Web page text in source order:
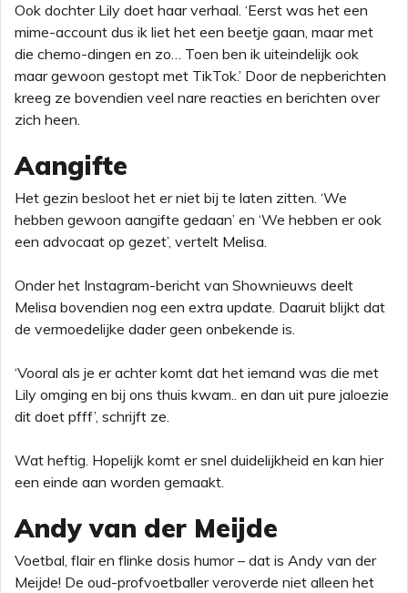
Ook dochter Lily doet haar verhaal. ‘Eerst was het een
mime-account dus ik liet het een beetje gaan, maar met
die chemo-dingen en zo… Toen ben ik uiteindelijk ook
maar gewoon gestopt met TikTok.’ Door de nepberichten
kreeg ze bovendien veel nare reacties en berichten over
zich heen.
Aangifte
Het gezin besloot het er niet bij te laten zitten. ‘We
hebben gewoon aangifte gedaan’ en ‘We hebben er ook
een advocaat op gezet’, vertelt Melisa.
Onder het Instagram-bericht van Shownieuws deelt
Melisa bovendien nog een extra update. Daaruit blijkt dat
de vermoedelijke dader geen onbekende is.
‘Vooral als je er achter komt dat het iemand was die met
Lily omging en bij ons thuis kwam.. en dan uit pure jaloezie
dit doet pfff’, schrijft ze.
Wat heftig. Hopelijk komt er snel duidelijkheid en kan hier
een einde aan worden gemaakt.
Andy van der Meijde
Voetbal, flair en flinke dosis humor – dat is Andy van der
Meijde! De oud-profvoetballer veroverde niet alleen het